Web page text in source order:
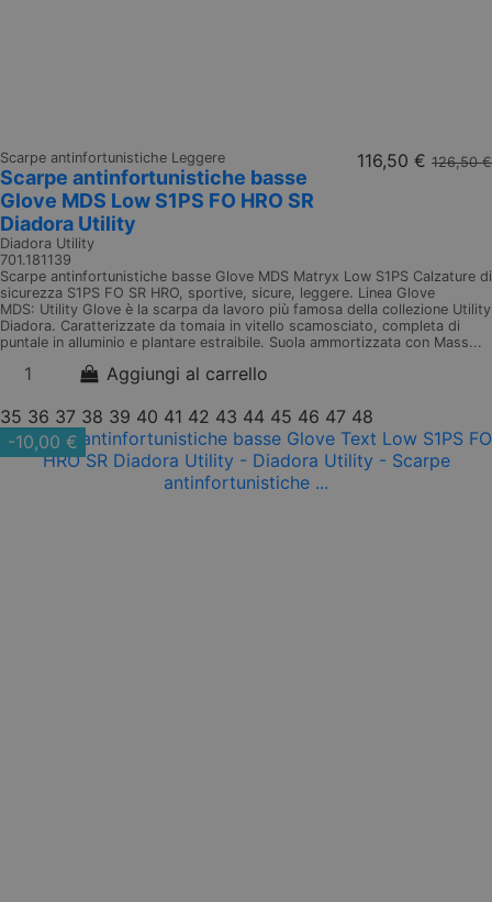
Scarpe antinfortunistiche Leggere
Scarpe antinfortunistiche basse
Glove MDS Low S1PS FO HRO SR
Diadora Utility
Diadora Utility
701.181139
116,50 € 126,50 €
Scarpe antinfortunistiche basse Glove MDS Matryx Low S1PS Calzature di
sicurezza S1PS FO SR HRO, sportive, sicure, leggere. Linea Glove
MDS: Utility Glove è la scarpa da lavoro più famosa della collezione Utility
Diadora. Caratterizzate da tomaia in vitello scamosciato, completa di
puntale in alluminio e plantare estraibile. Suola ammortizzata con Mass...
Aggiungi al carrello
35 36 37 38 39 40 41 42 43 44 45 46 47 48
-10,00 €